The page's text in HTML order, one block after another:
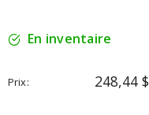
En inventaire
Prix 248,44 $